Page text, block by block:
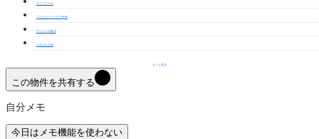
ヴァンクール
コンフォートハウス中央
アジュール緒川
レオパレスＭ
もっと見る
この物件を共有する
自分メモ
今日はメモ機能を使わない